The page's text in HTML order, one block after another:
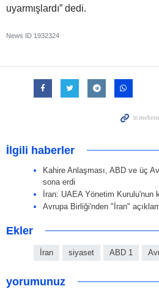
uyarmışlardı” dedi.
News ID 1932324
İlgili haberler
Kahire Anlaşması, ABD ve üç
sona erdi
İran: UAEA Yönetim Kurulu'nun
Avrupa Birliği'nden "İran"
Ekler
İran siyaset ABD 1
yorumunuz